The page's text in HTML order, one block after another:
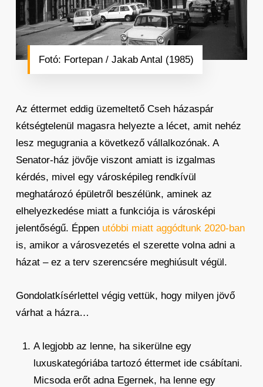
Fotó: Fortepan / Jakab Antal (1985)
Az éttermet eddig üzemeltető Cseh házaspár
kétségtelenül magasra helyezte a lécet, amit nehéz
lesz megugrania a következő vállalkozónak. A
Senator-ház jövője viszont amiatt is izgalmas
kérdés, mivel egy városképileg rendkívül
meghatározó épületről beszélünk, aminek az
elhelyezkedése miatt a funkciója is városképi
jelentőségű. Éppen utóbbi miatt aggódtunk 2020-ban
is, amikor a városvezetés el szerette volna adni a
házat – ez a terv szerencsére meghiúsult végül.
Gondolatkísérlettel végig vettük, hogy milyen jövő
várhat a házra…
A legjobb az lenne, ha sikerülne egy
luxuskategóriába tartozó éttermet ide csábítani.
Micsoda erőt adna Egernek, ha lenne egy